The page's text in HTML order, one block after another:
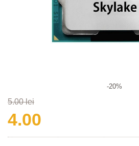
-20%
5.00 lei
4.00